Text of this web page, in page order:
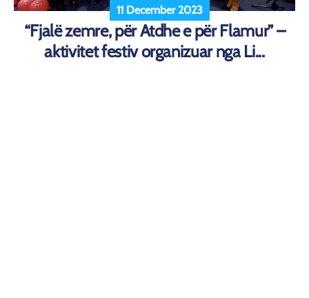
11 December 2023
“Fjalë zemre, për Atdhe e për Flamur” –
aktivitet festiv organizuar nga Li...